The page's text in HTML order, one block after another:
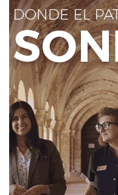
Fuente La Bañeza
Ahora
Feria